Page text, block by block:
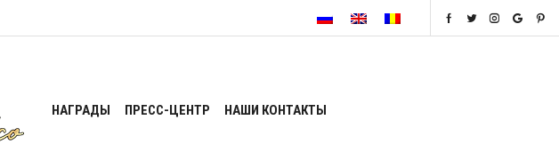
НАГРАДЫ ПРЕСС-ЦЕНТР НАШИ КОНТАКТЫ